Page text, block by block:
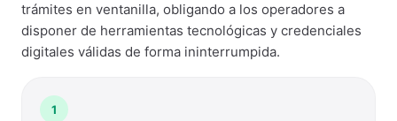
trámites en ventanilla, obligando a los operadores a
disponer de herramientas tecnológicas y credenciales
digitales válidas de forma ininterrumpida.
1